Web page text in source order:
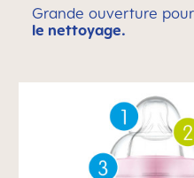
Grande ouverture pour
le nettoyage.